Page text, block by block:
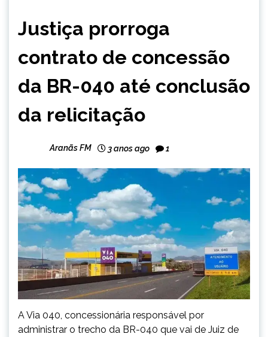
GERAIS
Justiça prorroga
contrato de concessão
da BR-040 até conclusão
da relicitação
Aranãs FM 3 anos ago 1
A Via 040, concessionária responsável por
administrar o trecho da BR-040 que vai de Juiz de